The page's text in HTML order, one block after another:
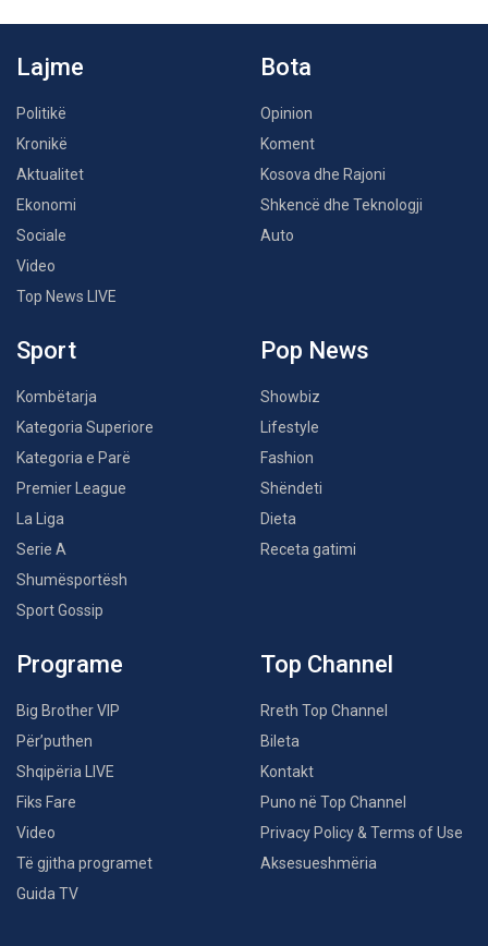
Lajme
Politikë
Kronikë
Aktualitet
Ekonomi
Sociale
Video
Top News LIVE
Bota
Opinion
Koment
Kosova dhe Rajoni
Shkencë dhe Teknologji
Auto
Sport
Kombëtarja
Kategoria Superiore
Kategoria e Parë
Premier League
La Liga
Serie A
Shumësportësh
Sport Gossip
Pop News
Showbiz
Lifestyle
Fashion
Shëndeti
Dieta
Receta gatimi
Programe
Big Brother VIP
Për’puthen
Shqipëria LIVE
Fiks Fare
Video
Të gjitha programet
Guida TV
Top Channel
Rreth Top Channel
Bileta
Kontakt
Puno në Top Channel
Privacy Policy & Terms of Use
Aksesueshmëria